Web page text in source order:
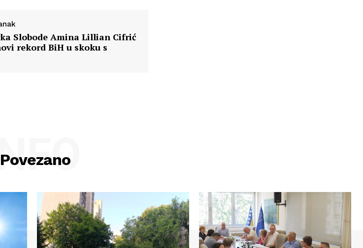
Slobode Amina Lillian Cifrić
rekord BiH u skoku s
Povezano
INFO